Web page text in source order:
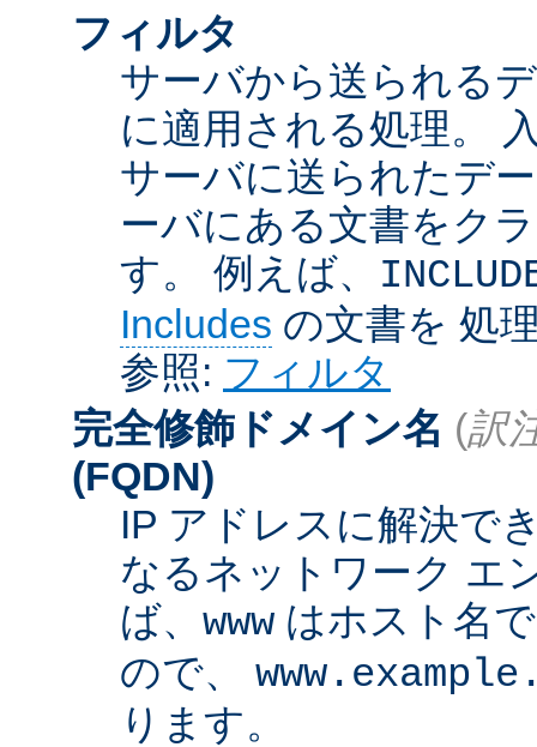
フィルタ
サーバから送られる
に適用される処理。
サーバに送られたデ
ーバにある文書をク
す。 例えば、
Includes の文書を 処
参照: フィルタ
完全修飾ドメイン名 (訳
(FQDN)
IP アドレスに解決で
なるネットワーク エ
ば、 www はホスト名
ので、
ります。